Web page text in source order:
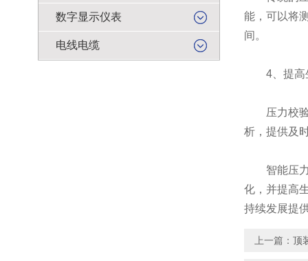
数字显示仪表
电线电缆
能，可以将
间。
4、提高
压力校验
析，提供及
智能压力
化，并提高
持续发展提
上一篇： 顶